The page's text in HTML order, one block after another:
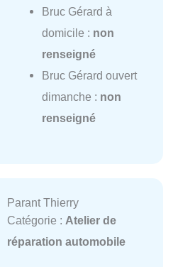
Bruc Gérard à
domicile : non
renseigné
Bruc Gérard ouvert
dimanche : non
renseigné
Parant Thierry
Catégorie : Atelier de
réparation automobile